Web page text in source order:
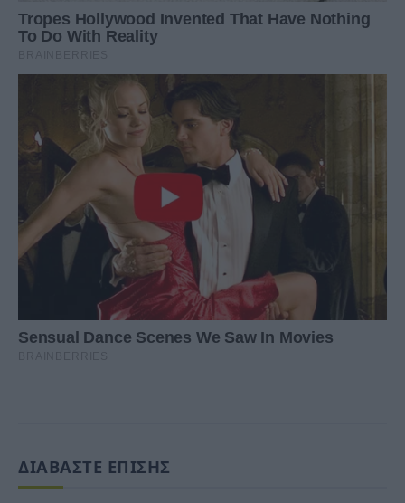
ΔΙΑΒΑΣΤΕ ΕΠΙΣΗΣ